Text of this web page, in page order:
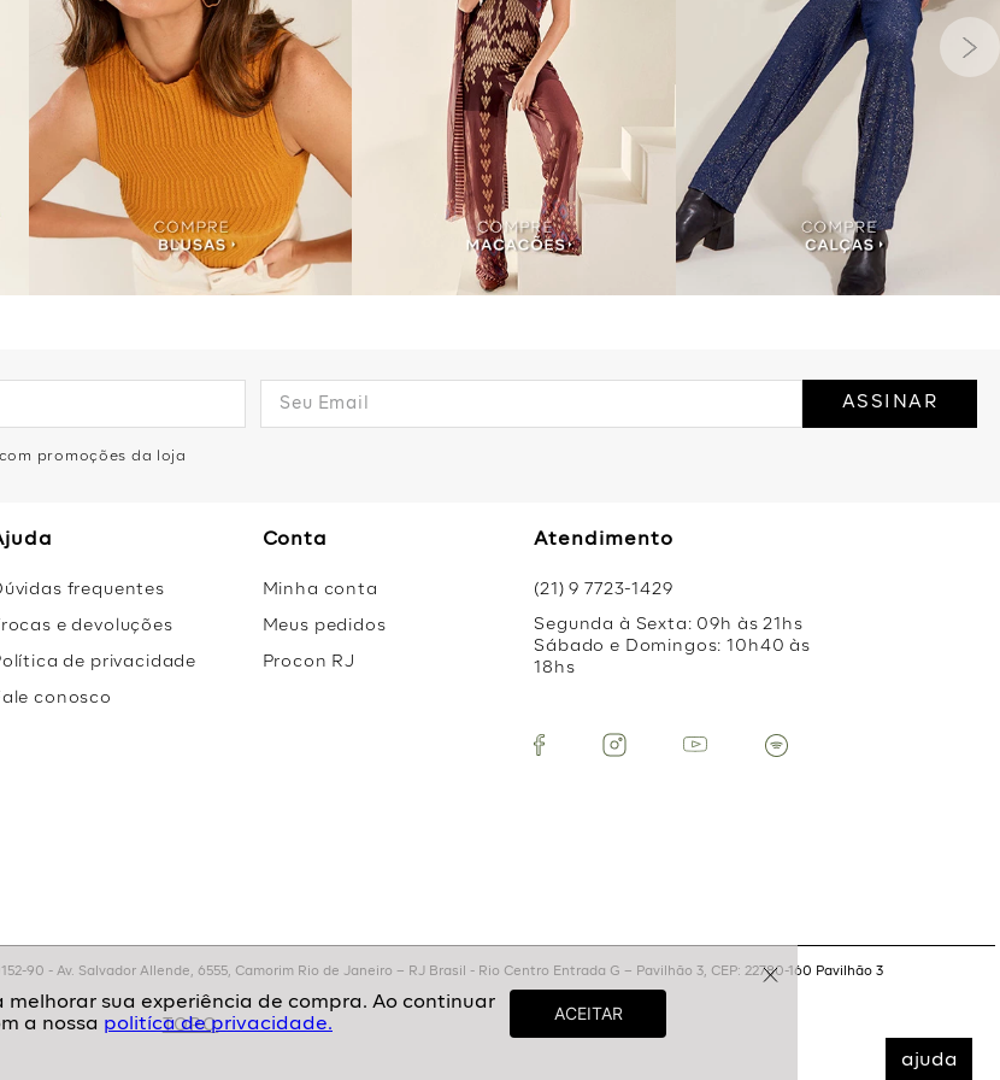
ajuda
politíca de privacidade.
promoções da loja
ASSINAR
frequentes
e devoluções
de privacidade
conosco
Conta
Minha conta
Meus pedidos
Procon RJ
Atendimento
(21) 9 7723-1429
Segunda à Sexta: 09h às 21hs
Sábado e Domingos: 10h40 às
18hs
90 - Av. Salvador Allende, 6555, Camorim Rio de Janeiro – RJ Brasil - Rio Centro Entrada G – Pavilhão 3, CEP: 22780-160 Pavilhão 3
TOPO